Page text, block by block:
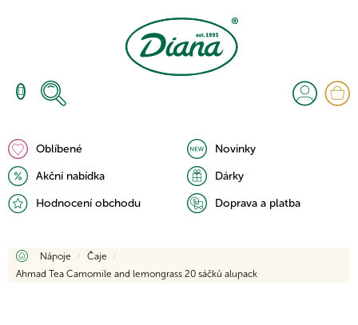
Oblíbené
Novinky
Akční nabídka
Dárky
Hodnocení obchodu
Doprava a platba
Domů
Nápoje
Čaje
Ahmad Tea Camomile and lemongrass 20 sáčků alupack